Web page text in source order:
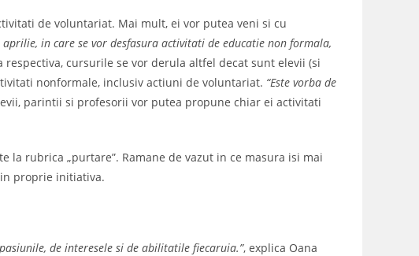
de voluntariat. Mai mult, ei vor putea veni si cu
in care se vor desfasura activitati de educatie non formala,
respectiva, cursurile se vor derula altfel decat sunt elevii (si
nonformale, inclusiv actiuni de voluntariat. “Este vorba de
parintii si profesorii vor putea propune chiar ei activitati
la rubrica „purtare”. Ramane de vazut in ce masura isi mai
proprie initiativa.
de interesele si de abilitatile fiecaruia.”, explica Oana